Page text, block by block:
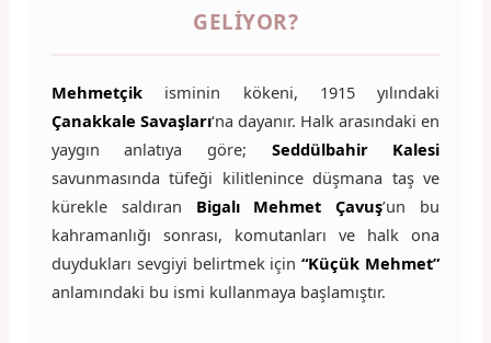
GELIYOR?
Mehmetçikisminin kökeni, 1915 yılındaki
Çanakkale Savaşları‘na dayanır. Halk arasındaki en
yaygın anlatıya göre; Seddülbahir Kalesi
savunmasında tüfeği kilitlenince düşmana taş ve
kürekle saldıran Bigalı Mehmet Çavuş’un bu
kahramanlığı sonrası, komutanları ve halk ona
duydukları sevgiyi belirtmek için“Küçük Mehmet”
anlamındaki bu ismi kullanmaya başlamıştır.